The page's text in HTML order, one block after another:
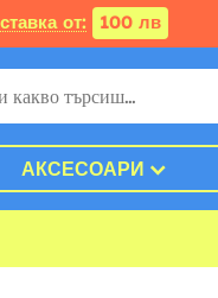
от: 100 лв
АКСЕСОАРИ